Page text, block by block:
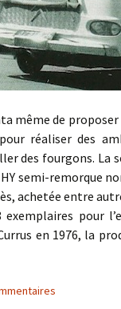
de proposer la
réaliser des
des fourgons. La
semi-remorque
achetée entre
pour
en 1976, la